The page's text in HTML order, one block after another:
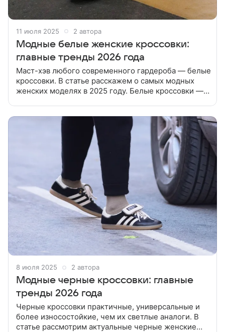
11 июля 2025 2 автора
Модные белые женские кроссовки:
главные тренды 2026 года
Маст-хэв любого современного гардероба — белые
кроссовки. В статье расскажем о самых модных
женских моделях в 2025 году. Белые кроссовки —
8 июля 2025 2 автора
Модные черные кроссовки: главные
тренды 2026 года
Черные кроссовки практичные, универсальные и
более износостойкие, чем их светлые аналоги. В
статье рассмотрим актуальные черные женские